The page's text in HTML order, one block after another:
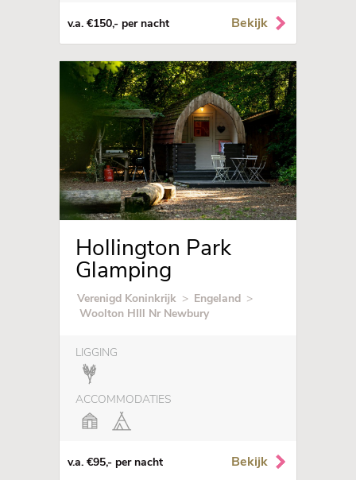
v.a. €150,- per nacht Bekijk
Hollington Park
Glamping
Verenigd Koninkrijk > Engeland >
Woolton HIll Nr Newbury
LIGGING
ACCOMMODATIES
v.a. €95,- per nacht Bekijk